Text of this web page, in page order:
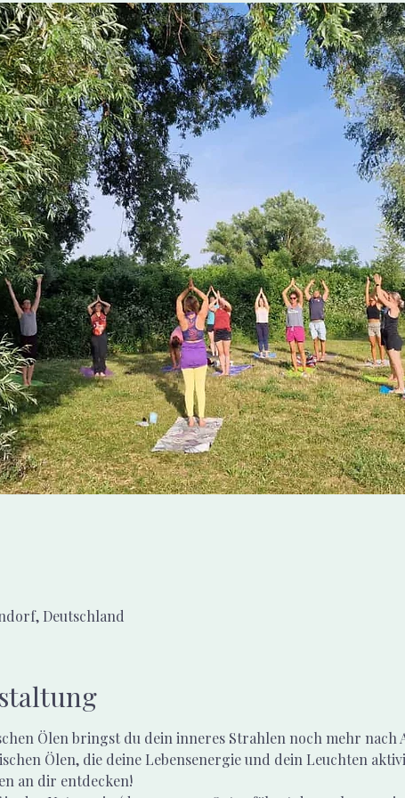
Deutschland
Ölen bringst du dein inneres Strahlen noch mehr nach
Ölen, die deine Lebensenergie und dein Leuchten
an dir entdecken!